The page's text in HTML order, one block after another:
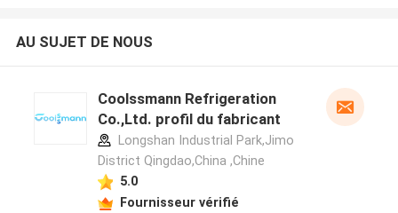
AU SUJET DE NOUS
Coolssmann Refrigeration
Co.,Ltd. profil du fabricant
Longshan Industrial Park,Jimo
District Qingdao,China ,Chine
5.0
Fournisseur vérifié